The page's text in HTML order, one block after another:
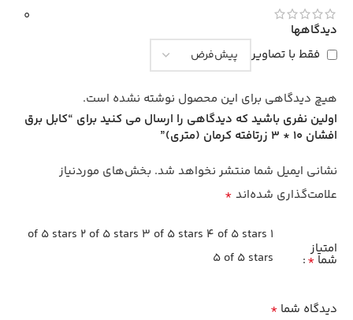
0
دیدگاهها
فقط با تصاویر
هیچ دیدگاهی برای این محصول نوشته نشده است.
اولین نفری باشید که دیدگاهی را ارسال می کنید برای “کابل برق
افشان 10 * 3 زرتافته کرمان (متری)”
نشانی ایمیل شما منتشر نخواهد شد. بخش‌های موردنیاز
علامت‌گذاری شده‌اند *
امتیاز
شما*
1 of 5 stars
2 of 5 stars 3 of 5 stars 4 of 5 stars
5 of 5 stars
دیدگاه شما *